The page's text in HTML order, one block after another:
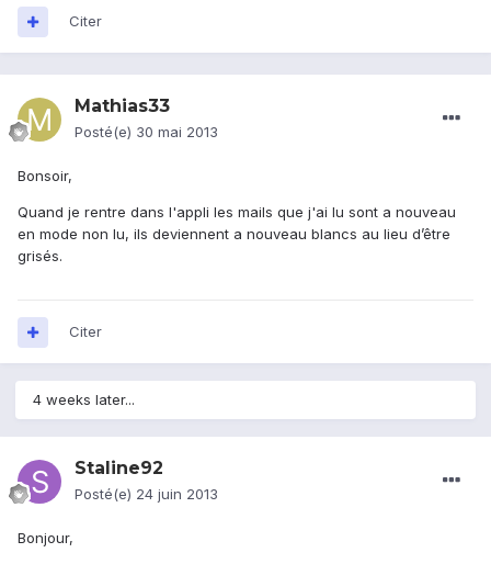
Citer
Mathias33
Posté(e) 30 mai 2013
Bonsoir,
Quand je rentre dans l'appli les mails que j'ai lu sont a nouveau
en mode non lu, ils deviennent a nouveau blancs au lieu d’être
grisés.
Citer
4 weeks later...
Staline92
Posté(e) 24 juin 2013
Bonjour,